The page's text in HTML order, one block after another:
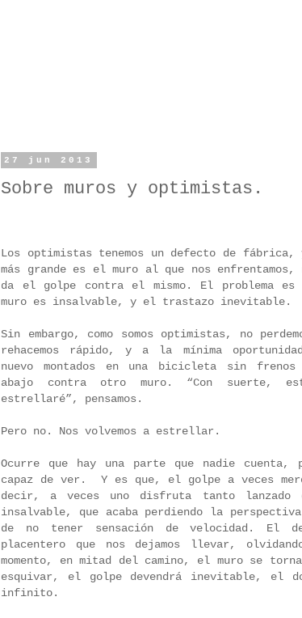
27 jun 2013
Sobre muros y optimistas.
Los optimistas tenemos un defecto de fábrica,
más grande es el muro al que nos enfrentamos,
da el golpe contra el mismo. El problema es
muro es insalvable, y el trastazo inevitable.
Sin embargo, como somos optimistas, no
rehacemos rápido, y a la mínima
nuevo montados en una bicicleta sin frenos
abajo contra otro muro. “Con suerte,
estrellaré”, pensamos.
Pero no. Nos volvemos a estrellar.
Ocurre que hay una parte que nadie cuenta,
capaz de ver.
Y es que, el golpe a veces
decir, a veces uno disfruta tanto lanzado
insalvable, que acaba perdiendo la
de no tener sensación de velocidad. El
placentero que nos dejamos llevar,
momento, en mitad del camino, el muro se
esquivar, el golpe devendrá inevitable, el
infinito.